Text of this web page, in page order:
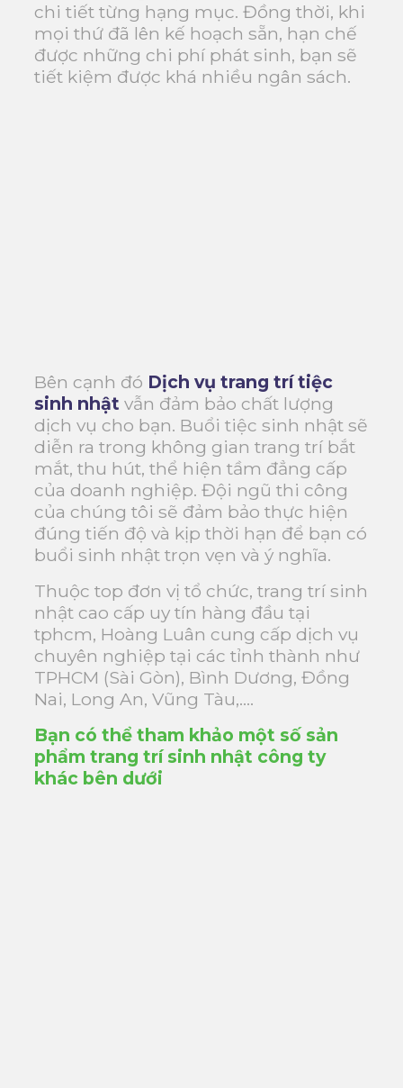
chi tiết từng hạng mục. Đồng thời, khi
mọi thứ đã lên kế hoạch sẵn, hạn chế
được những chi phí phát sinh, bạn sẽ
tiết kiệm được khá nhiều ngân sách.
Bên cạnh đó Dịch vụ trang trí tiệc
sinh nhật vẫn đảm bảo chất lượng
dịch vụ cho bạn. Buổi tiệc sinh nhật sẽ
diễn ra trong không gian trang trí bắt
mắt, thu hút, thể hiện tầm đẳng cấp
của doanh nghiệp. Đội ngũ thi công
của chúng tôi sẽ đảm bảo thực hiện
đúng tiến độ và kịp thời hạn để bạn có
buổi sinh nhật trọn vẹn và ý nghĩa.
Thuộc top đơn vị tổ chức, trang trí sinh
nhật cao cấp uy tín hàng đầu tại
tphcm, Hoàng Luân cung cấp dịch vụ
chuyên nghiệp tại các tỉnh thành như
TPHCM (Sài Gòn), Bình Dương, Đồng
Nai, Long An, Vũng Tàu,….
Bạn có thể tham khảo một số sản
phẩm trang trí sinh nhật công ty
khác bên dưới